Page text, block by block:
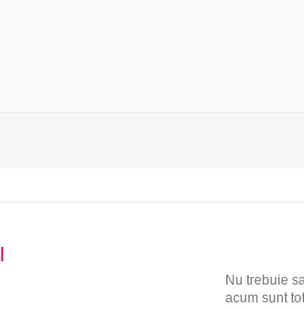
Nu trebuie
acum sunt